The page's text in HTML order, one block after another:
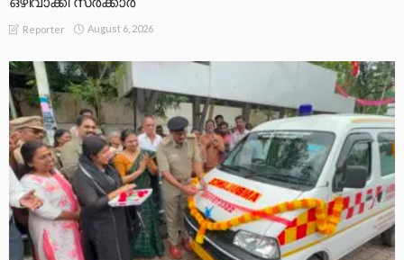
Reporter August 6, 2026